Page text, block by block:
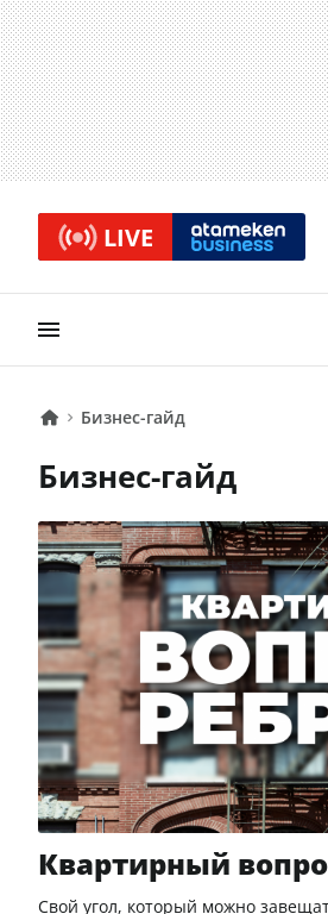
LIVE
Бизнес-гайд
Бизнес-гайд
Квартирный
Свой угол, который можно